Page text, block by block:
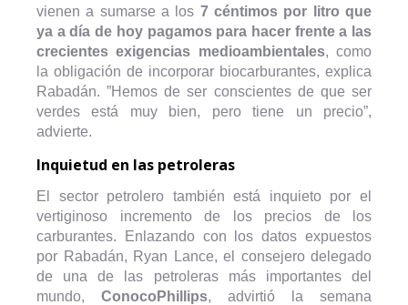
vienen a sumarse a los 7 céntimos por litro que
ya a día de hoy pagamos para hacer frente a las
crecientes exigencias medioambientales, como
la obligación de incorporar biocarburantes, explica
Rabadán. ”Hemos de ser conscientes de que ser
verdes está muy bien, pero tiene un precio”,
advierte.
Inquietud en las petroleras
El sector petrolero también está inquieto por el
vertiginoso incremento de los precios de los
carburantes. Enlazando con los datos expuestos
por Rabadán, Ryan Lance, el consejero delegado
de una de las petroleras más importantes del
mundo, ConocoPhillips, advirtió la semana